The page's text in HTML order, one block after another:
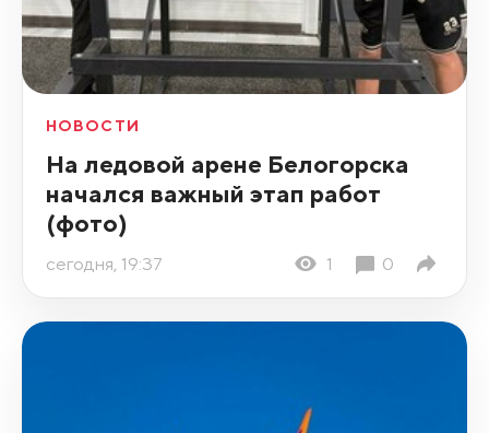
НОВОСТИ
На ледовой арене Белогорска
начался важный этап работ
(фото)
сегодня, 19:37 1 0